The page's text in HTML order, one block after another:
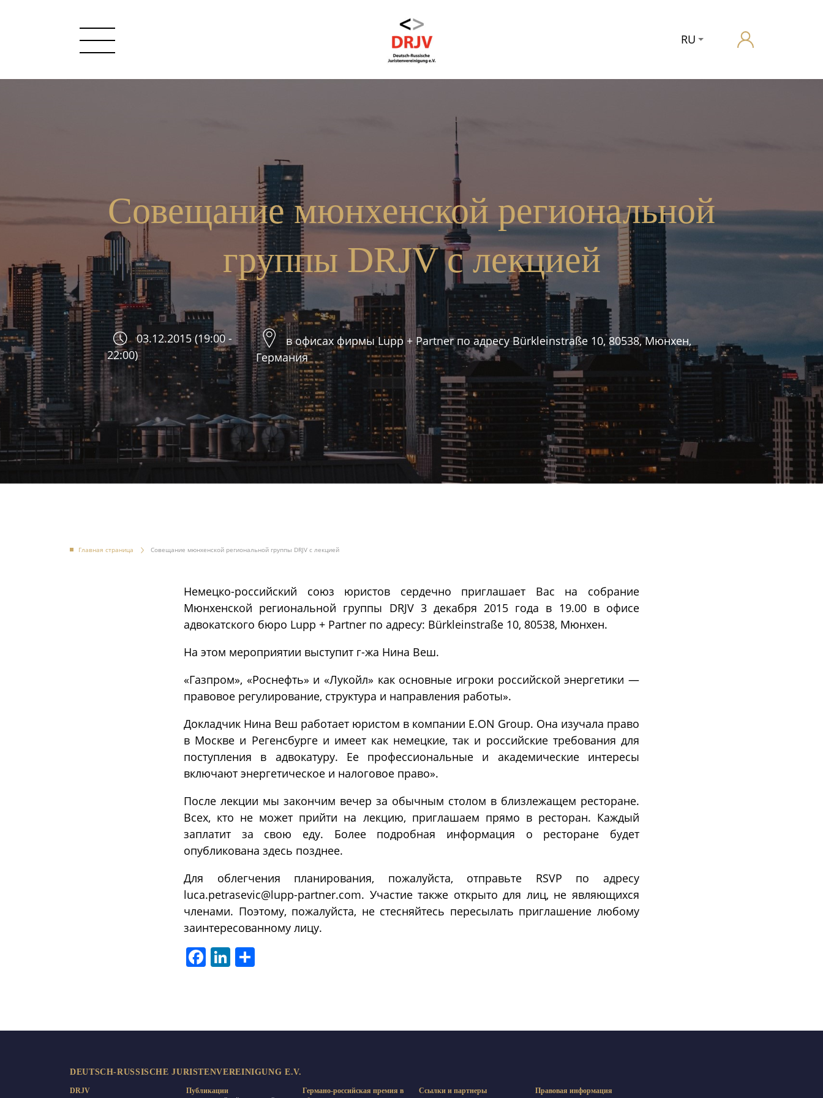
RU
Совещание мюнхенской региональной
группы DRJV с лекцией
03.12.2015 (19:00 -
22:00)
в офисах фирмы Lupp + Partner по адресу Bürkleinstraße 10, 80538, Мюнхен,
Германия
Главная страница Совещание мюнхенской региональной группы DRJV с лекцией
Немецко-российский союз юристов сердечно приглашает Вас на собрание
Мюнхенской региональной группы DRJV 3 декабря 2015 года в 19.00 в офисе
адвокатского бюро Lupp + Partner по адресу: Bürkleinstraße 10, 80538, Мюнхен.
На этом мероприятии выступит г-жа Нина Веш.
«Газпром», «Роснефть» и «Лукойл» как основные игроки российской энергетики —
правовое регулирование, структура и направления работы».
Докладчик Нина Веш работает юристом в компании E.ON Group. Она изучала право
в Москве и Регенсбурге и имеет как немецкие, так и российские требования для
поступления в адвокатуру. Ее профессиональные и академические интересы
включают энергетическое и налоговое право».
После лекции мы закончим вечер за обычным столом в близлежащем ресторане.
Всех, кто не может прийти на лекцию, приглашаем прямо в ресторан. Каждый
заплатит за свою еду. Более подробная информация о ресторане будет
опубликована здесь позднее.
Для облегчения планирования, пожалуйста, отправьте RSVP по адресу
luca.petrasevic@lupp-partner.com. Участие также открыто для лиц, не являющихся
членами. Поэтому, пожалуйста, не стесняйтесь пересылать приглашение любому
заинтересованному лицу.
FacebookLinkedIn
DEUTSCH-RUSSISCHE JURISTENVEREINIGUNG E.V.
DRJV Публикации
Германо-российская премия в
Ссылки и партнеры Правовая информация